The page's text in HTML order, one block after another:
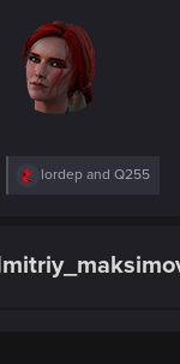
R
i
lordep and Q255